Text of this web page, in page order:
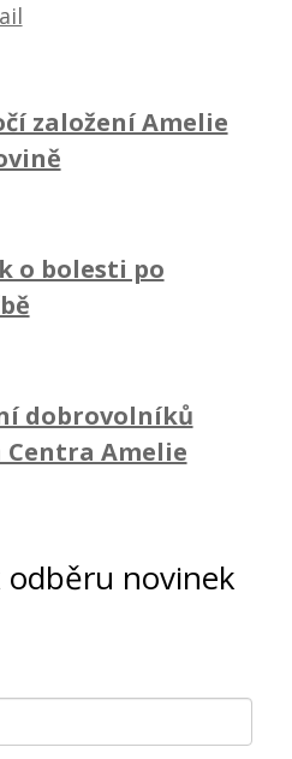
založení Amelie
o bolesti po
dobrovolníků
Amelie
odběru novinek